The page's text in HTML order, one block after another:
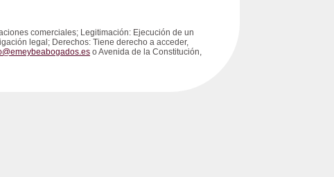
comerciales; Legitimación: Ejecución de un
legal; Derechos: Tiene derecho a acceder,
o Avenida de la Constitución,